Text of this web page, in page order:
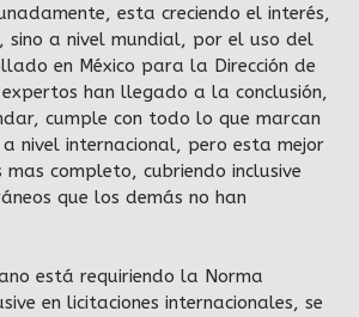
esta creciendo el interés,
sino a nivel mundial, por el uso del
en México para la Dirección de
han llegado a la conclusión,
cumple con todo lo que marcan
nivel internacional, pero esta mejor
completo, cubriendo inclusive
que los demás no han
está requiriendo la Norma
en licitaciones internacionales, se